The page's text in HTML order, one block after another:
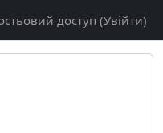
доступ (Увійти)